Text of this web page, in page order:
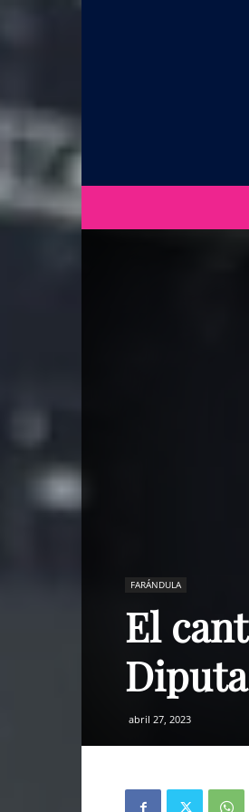
FARÁNDULA
El
abril 27, 2023